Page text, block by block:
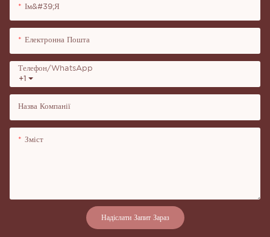
Ім&#39;я
Електронна Пошта
+1
Телефон/WhatsApp
Назва Компанії
Зміст
Надіслати Запит Зараз